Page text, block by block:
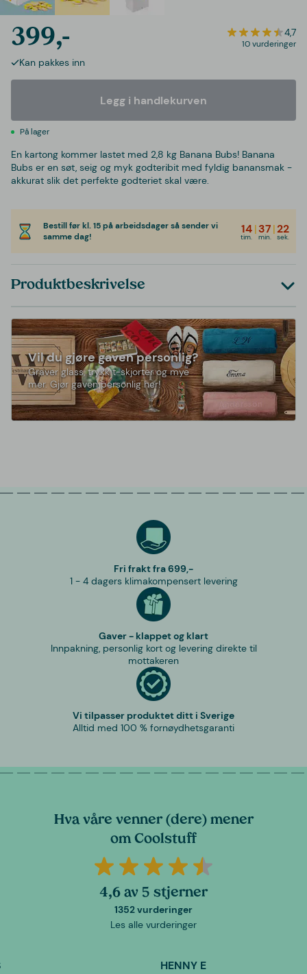
399,- 4,7
10 vurderinger
Kan pakkes inn
Legg i handlekurven
På lager
En kartong kommer lastet med 2,8 kg Banana Bubs! Banana
Bubs er en søt, seig og myk godteribit med fyldig banansmak -
akkurat slik det perfekte godteriet skal være.
Bestill før kl. 15 på arbeidsdager så sender vi
samme dag!
14
tim.
|37
min.
|22
sek.
Produktbeskrivelse
Vil du gjøre gaven personlig?
Graver glass, trykk t-skjorter og mye
mer. Gjør gaven personlig her!
Fri frakt fra 699,-
1 - 4 dagers klimakompensert levering
Gaver - klappet og klart
Innpakning, personlig kort og levering direkte til
mottakeren
Vi tilpasser produktet ditt i Sverige
Alltid med 100 % fornøydhetsgaranti
Hva våre venner (dere) mener
om Coolstuff
4,6 av 5 stjerner
1352 vurderinger
Les alle vurderinger
HENNY E